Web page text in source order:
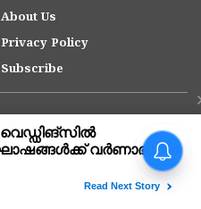
About Us
Privacy Policy
Subscribe